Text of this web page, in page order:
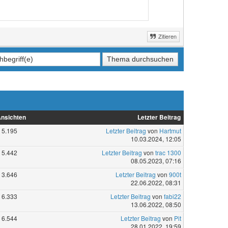
Zitieren
Letzter Beitrag
5.195 Letzter Beitrag von Hartmut
10.03.2024, 12:05
5.442 Letzter Beitrag von trac 1300
08.05.2023, 07:16
3.646 Letzter Beitrag von 900t
22.06.2022, 08:31
6.333 Letzter Beitrag von fabi22
13.06.2022, 08:50
6.544 Letzter Beitrag von Pit